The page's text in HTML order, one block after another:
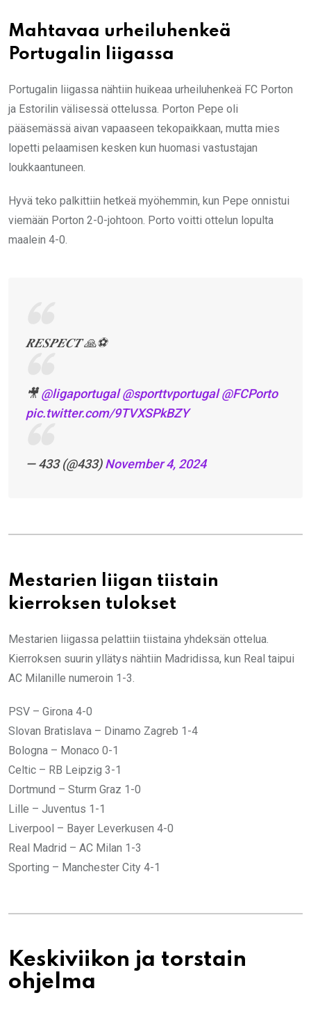
Mahtavaa urheiluhenkeä
Portugalin liigassa
Portugalin liigassa nähtiin huikeaa urheiluhenkeä FC Porton
ja Estorilin välisessä ottelussa. Porton Pepe oli
pääsemässä aivan vapaaseen tekopaikkaan, mutta mies
lopetti pelaamisen kesken kun huomasi vastustajan
loukkaantuneen.
Hyvä teko palkittiin hetkeä myöhemmin, kun Pepe onnistui
viemään Porton 2-0-johtoon. Porto voitti ottelun lopulta
maalein 4-0.
𝑹𝑬𝑺𝑷𝑬𝑪𝑻 🙏⚽️
🎥@ligaportugal @sporttvportugal @FCPorto
pic.twitter.com/9TVXSPkBZY
— 433 (@433)November 4, 2024
Mestarien liigan tiistain
kierroksen tulokset
Mestarien liigassa pelattiin tiistaina yhdeksän ottelua.
Kierroksen suurin yllätys nähtiin Madridissa, kun Real taipui
AC Milanille numeroin 1-3.
PSV – Girona 4-0
Slovan Bratislava – Dinamo Zagreb 1-4
Bologna – Monaco 0-1
Celtic – RB Leipzig 3-1
Dortmund – Sturm Graz 1-0
Lille – Juventus 1-1
Liverpool – Bayer Leverkusen 4-0
Real Madrid – AC Milan 1-3
Sporting – Manchester City 4-1
Keskiviikon ja torstain
ohjelma